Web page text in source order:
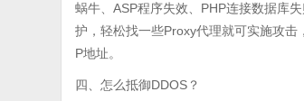
蜗牛、ASP程序失效、PHP连接数据库
护，轻松找一些Proxy代理就可实施攻
P地址。
四、怎么抵御DDOS？